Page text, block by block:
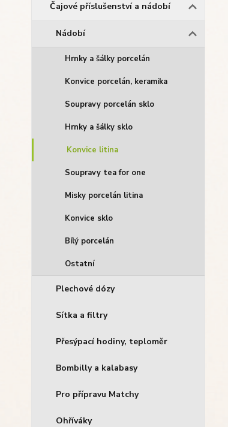
Čajové příslušenství a nádobí
Nádobí
Hrnky a šálky porcelán
Konvice porcelán, keramika
Soupravy porcelán sklo
Hrnky a šálky sklo
Konvice litina
Soupravy tea for one
Misky porcelán litina
Konvice sklo
Bílý porcelán
Ostatní
Plechové dózy
Sítka a filtry
Přesýpací hodiny, teploměr
Bombilly a kalabasy
Pro přípravu Matchy
Ohříváky